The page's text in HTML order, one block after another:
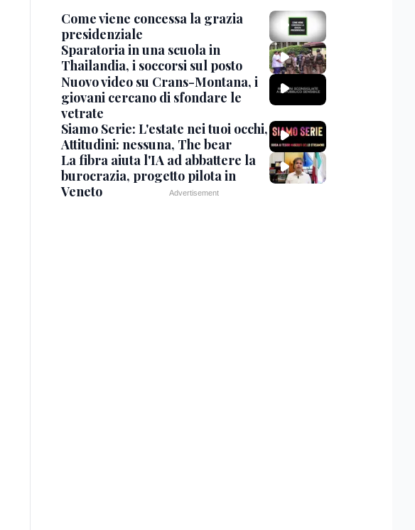
Come viene concessa la grazia
presidenziale
Sparatoria in una scuola in
Thailandia, i soccorsi sul posto
Nuovo video su Crans-Montana, i
giovani cercano di sfondare le
vetrate
Siamo Serie: L'estate nei tuoi occhi,
Attitudini: nessuna, The bear
La fibra aiuta l'IA ad abbattere la
burocrazia, progetto pilota in
Veneto